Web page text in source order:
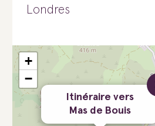
Londres
Itinéraire vers
Mas de Bouis
+
−